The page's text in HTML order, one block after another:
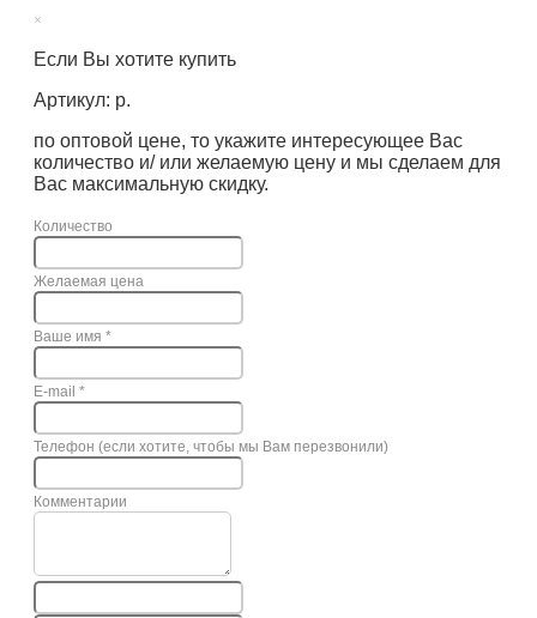
×
Если Вы хотите купить
Артикул: р.
по оптовой цене, то укажите интересующее Вас
количество и/ или желаемую цену и мы сделаем для
Вас максимальную скидку.
Количество
Желаемая цена
Ваше имя *
E-mail *
Телефон (если хотите, чтобы мы Вам перезвонили)
Комментарии